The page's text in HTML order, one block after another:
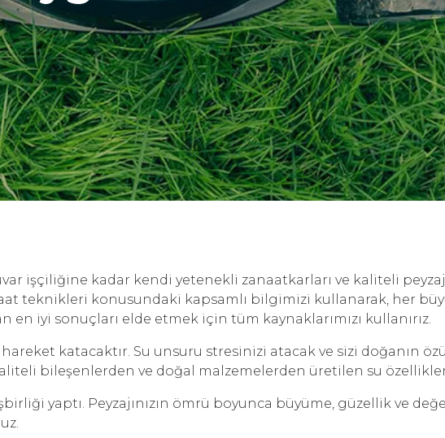
işçiliğine kadar kendi yetenekli zanaatkarları ve kaliteli
teknikleri konusundaki kapsamlı bilgimizi kullanarak, her
iyi sonuçları elde etmek için tüm kaynaklarımızı kullanırız.
katacaktır. Su unsuru stresinizi atacak ve sizi doğanın
bileşenlerden ve doğal malzemelerden üretilen su
yaptı. Peyzajınızın ömrü boyunca büyüme, güzellik ve